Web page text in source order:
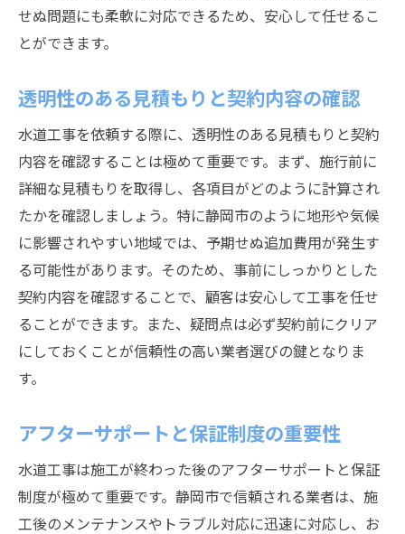
安心感をもたらす施工の透明性
静岡市での水道工事における業者の信頼性と技
信頼できる業者の特徴をリスト化
技術力の高さを示す具体的な指標
過去の施工事例から学ぶ業者選び
コミュニケーション能力が信頼に直結
継続的な研修制度が技術向上の鍵
技術革新に取り組む姿勢を評価
安全で効率的な水道工事を提供する静岡市の業
者紹介
安全管理の徹底がもたらす安心施工
効率化を追求する業者の選び方
安全性と効率性の両立を目指す取り組み
リスク管理が可能な業者の特徴
せぬ問題にも柔軟に対応できるため、安心して任せるこ
とができます。
透明性のある見積もりと契約内容の確認
水道工事を依頼する際に、透明性のある見積もりと契約
内容を確認することは極めて重要です。まず、施行前に
詳細な見積もりを取得し、各項目がどのように計算され
たかを確認しましょう。特に静岡市のように地形や気候
に影響されやすい地域では、予期せぬ追加費用が発生す
る可能性があります。そのため、事前にしっかりとした
契約内容を確認することで、顧客は安心して工事を任せ
ることができます。また、疑問点は必ず契約前にクリア
にしておくことが信頼性の高い業者選びの鍵となりま
す。
アフターサポートと保証制度の重要性
水道工事は施工が終わった後のアフターサポートと保証
制度が極めて重要です。静岡市で信頼される業者は、施
工後のメンテナンスやトラブル対応に迅速に対応し、お